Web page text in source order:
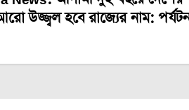
উজ্জ্বল হবে রাজ্যের নাম: পর্যটন